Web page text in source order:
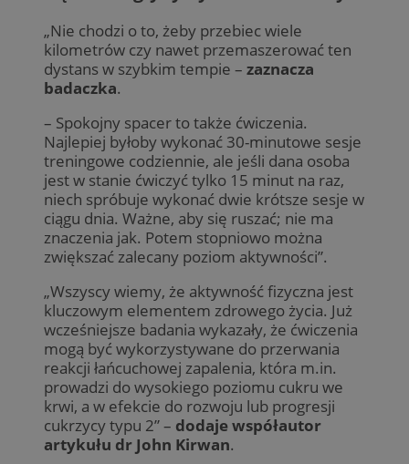
„Nie chodzi o to, żeby przebiec wiele
kilometrów czy nawet przemaszerować ten
dystans w szybkim tempie – zaznacza
badaczka.
– Spokojny spacer to także ćwiczenia.
Najlepiej byłoby wykonać 30-minutowe sesje
treningowe codziennie, ale jeśli dana osoba
jest w stanie ćwiczyć tylko 15 minut na raz,
niech spróbuje wykonać dwie krótsze sesje w
ciągu dnia. Ważne, aby się ruszać; nie ma
znaczenia jak. Potem stopniowo można
zwiększać zalecany poziom aktywności”.
„Wszyscy wiemy, że aktywność fizyczna jest
kluczowym elementem zdrowego życia. Już
wcześniejsze badania wykazały, że ćwiczenia
mogą być wykorzystywane do przerwania
reakcji łańcuchowej zapalenia, która m.in.
prowadzi do wysokiego poziomu cukru we
krwi, a w efekcie do rozwoju lub progresji
cukrzycy typu 2” – dodaje współautor
artykułu dr John Kirwan.